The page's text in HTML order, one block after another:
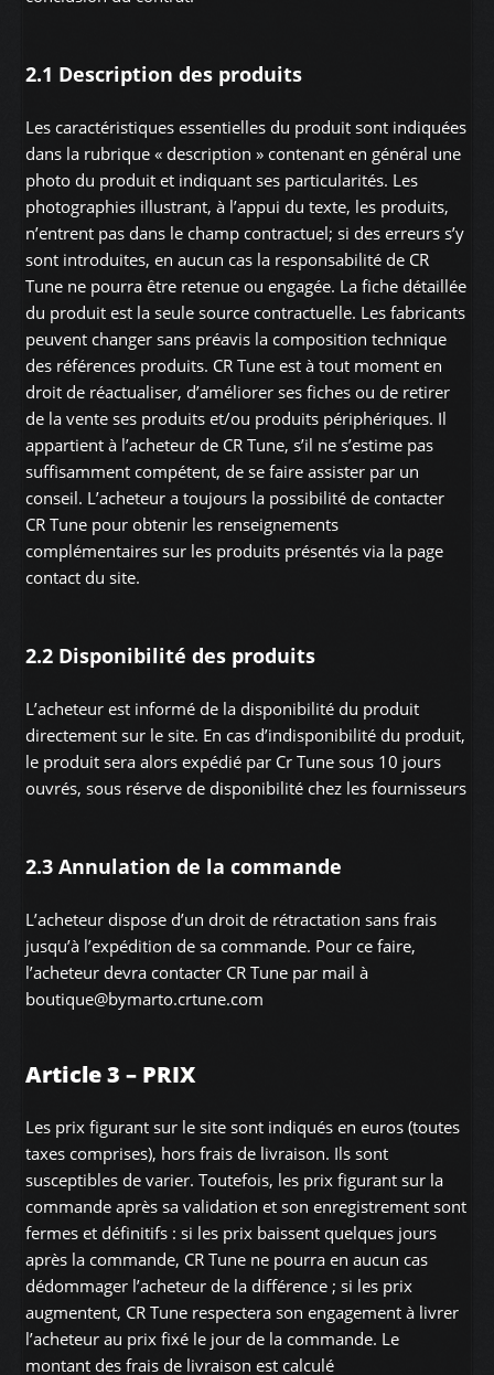
2.1 Description des produits
Les caractéristiques essentielles du produit sont indiquées
dans la rubrique « description » contenant en général une
photo du produit et indiquant ses particularités. Les
photographies illustrant, à l’appui du texte, les produits,
n’entrent pas dans le champ contractuel; si des erreurs s’y
sont introduites, en aucun cas la responsabilité de CR
Tune ne pourra être retenue ou engagée. La fiche détaillée
du produit est la seule source contractuelle. Les fabricants
peuvent changer sans préavis la composition technique
des références produits. CR Tune est à tout moment en
droit de réactualiser, d’améliorer ses fiches ou de retirer
de la vente ses produits et/ou produits périphériques. Il
appartient à l’acheteur de CR Tune, s’il ne s’estime pas
suffisamment compétent, de se faire assister par un
conseil. L’acheteur a toujours la possibilité de contacter
CR Tune pour obtenir les renseignements
complémentaires sur les produits présentés via la page
contact du site.
2.2 Disponibilité des produits
L’acheteur est informé de la disponibilité du produit
directement sur le site. En cas d’indisponibilité du produit,
le produit sera alors expédié par Cr Tune sous 10 jours
ouvrés, sous réserve de disponibilité chez les fournisseurs
2.3 Annulation de la commande
L’acheteur dispose d’un droit de rétractation sans frais
jusqu’à l’expédition de sa commande. Pour ce faire,
l’acheteur devra contacter CR Tune par mail à
boutique@bymarto.crtune.com
Article 3 – PRIX
Les prix figurant sur le site sont indiqués en euros (toutes
taxes comprises), hors frais de livraison. Ils sont
susceptibles de varier. Toutefois, les prix figurant sur la
commande après sa validation et son enregistrement sont
fermes et définitifs : si les prix baissent quelques jours
après la commande, CR Tune ne pourra en aucun cas
dédommager l’acheteur de la différence ; si les prix
augmentent, CR Tune respectera son engagement à livrer
l’acheteur au prix fixé le jour de la commande. Le
montant des frais de livraison est calculé